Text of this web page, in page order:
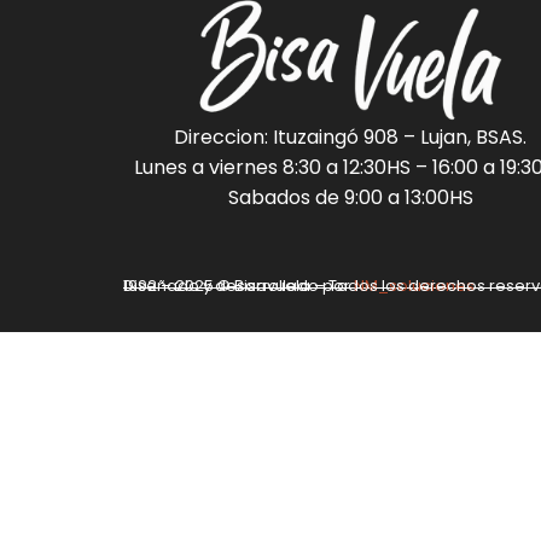
Direccion: Ituzaingó 908 – Lujan, BSAS.
Lunes a viernes 8:30 a 12:30HS – 16:00 a
Sabados de 9:00 a 13:00HS
Diseñado y desarrollado porNM_soluciones
1992 – 2025 © Bisavuela – Todos los derechos